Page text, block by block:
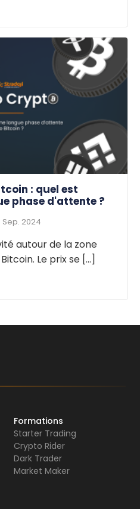
: quel est
phase d'attente ?
Sep. 2024
autour de la zone
Le prix se [...]
Formations
Starter Trading
Crypto Rider
Dark Trader
Market Maker